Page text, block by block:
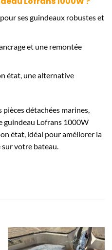
ses guindeaux robustes et
et une remontée
état, une alternative
pièces détachées marines,
guindeau Lofrans 1000W
état, idéal pour améliorer la
sur votre bateau.